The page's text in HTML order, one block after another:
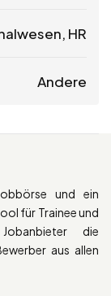
HR
Andere
und ein
für Trainee und
die
aus allen